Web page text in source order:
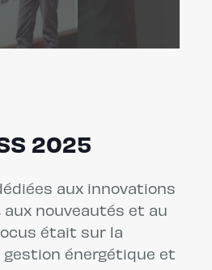
2025
aux innovations
aux nouveautés et au
était sur la
gestion énergétique et